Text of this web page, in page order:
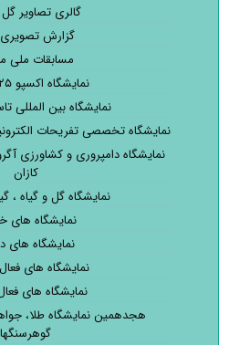
گالری تصاویر گل
گزارش تصویری
مسابقات ملی
نمایشگاه اکسپو ۲۰۲۵ ژاپن
نمایشگاه بین المللی
نمایشگاه تخصصی تفریحات
کازان
نمایشگاه گل و گیاه ،
نمایشگاه های
نمایشگاه های
نمایشگاه های
نمایشگاه های
هجدهمین نمایشگاه طلا،
گوهرسنگها